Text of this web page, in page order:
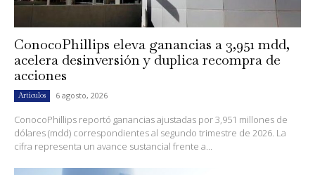
ConocoPhillips eleva ganancias a 3,951 mdd,
acelera desinversión y duplica recompra de
acciones
Artículos 6 agosto, 2026
ConocoPhillips reportó ganancias ajustadas por 3,951 millones de
dólares (mdd) correspondientes al segundo trimestre de 2026. La
cifra representa un avance sustancial frente a...